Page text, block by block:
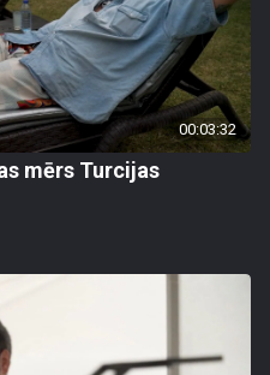
00:03:32
mērs Turcijas